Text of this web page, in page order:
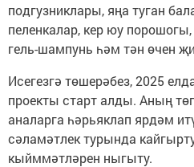
подгузниклары, яңа туган
пеленкалар, кер юу
гель-шампунь һәм тән өчен
Исегезгә төшерәбез, 2025
проекты старт алды. Аның
аналарга һәрьяклап ярдәм
сәламәтлек турында
кыйммәтләрен ныгыту.